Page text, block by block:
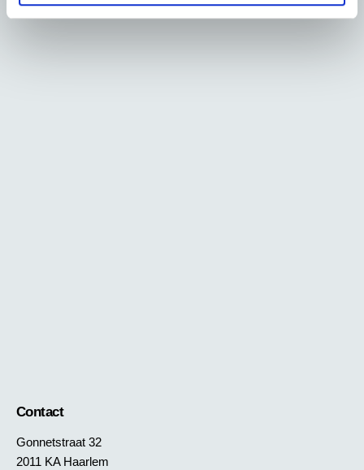
Contact
Gonnetstraat 32
2011 KA Haarlem